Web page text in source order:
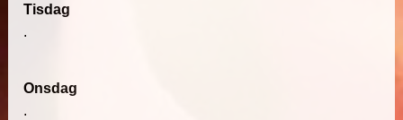
Tisdag
.
Onsdag
.